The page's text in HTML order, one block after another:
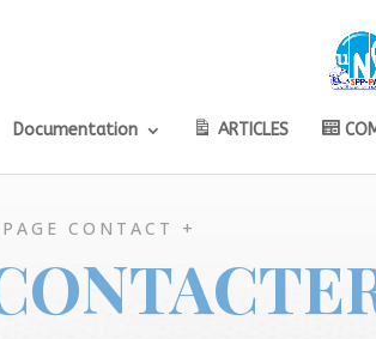
Documentation ARTICLES
CONTACT +